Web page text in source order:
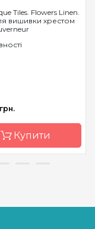
Tiles. Flowers Linen.
вишивки хрестом
грн.
Купити